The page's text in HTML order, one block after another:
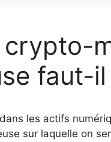
crypto-
faut-
les actifs
sur laquelle on